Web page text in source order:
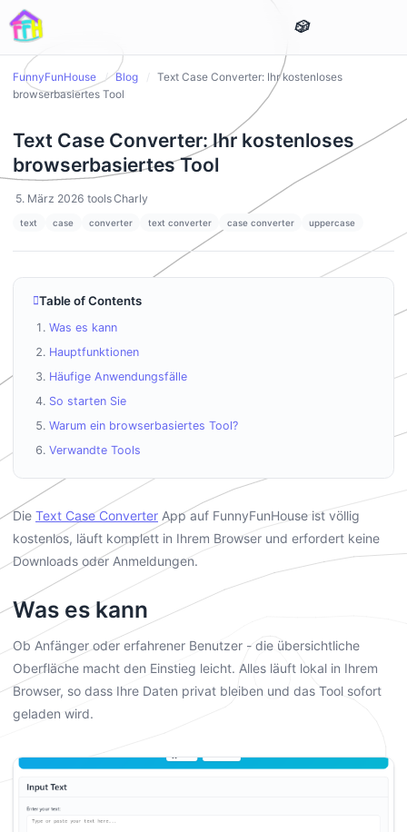
FunnyFunHouse / Blog
Text Case Converter: Ihr kostenloses
browserbasiertes Tool
Text Case Converter: Ihr kostenloses
browserbasiertes Tool
5. März 2026 toolsCharly
text case converter text converter case converter uppercase
Table of Contents
Was es kann
Hauptfunktionen
Häufige Anwendungsfälle
So starten Sie
Warum ein browserbasiertes Tool?
Verwandte Tools
Die Text Case Converter App auf FunnyFunHouse ist völlig
kostenlos, läuft komplett in Ihrem Browser und erfordert keine
Downloads oder Anmeldungen.
Was es kann
Ob Anfänger oder erfahrener Benutzer - die übersichtliche
Oberfläche macht den Einstieg leicht. Alles läuft lokal in Ihrem
Browser, so dass Ihre Daten privat bleiben und das Tool sofort
geladen wird.